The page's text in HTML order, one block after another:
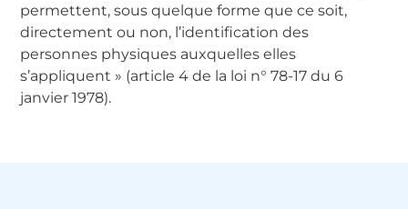
permettent, sous quelque forme que ce soit,
directement ou non, l’identification des
personnes physiques auxquelles elles
s’appliquent » (article 4 de la loi n° 78-17 du 6
janvier 1978).